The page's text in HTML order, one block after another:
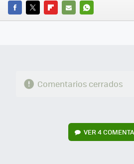
FACEBOOK
TWITTERFLIPBOARD
E-
WHATSAPP
Comentarios cerrados
VER4